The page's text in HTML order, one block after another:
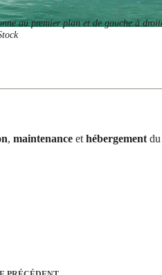
au premier plan et de gauche à
, maintenance et hébergement